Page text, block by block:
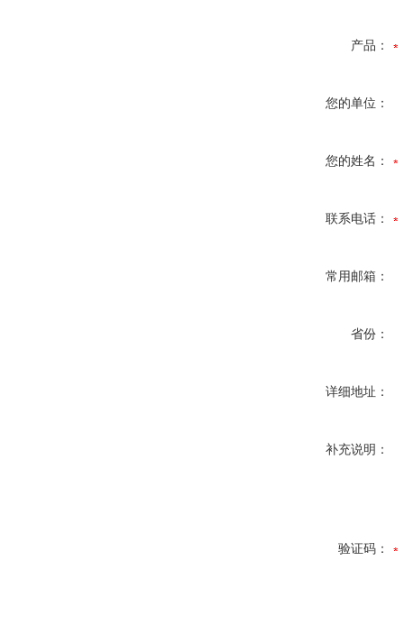
产品：
您的单位：
您的姓名：
联系电话：
常用邮箱：
省份：
详细地址：
补充说明：
验证码：